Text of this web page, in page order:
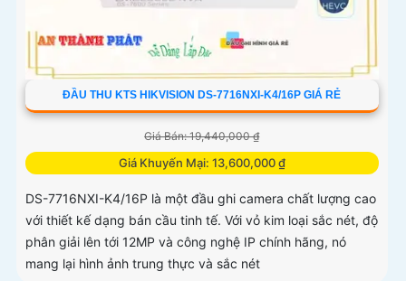
ĐẦU THU KTS HIKVISION DS-7716NXI-K4/16P GIÁ RẺ
Giá Bán: 19,440,000 ₫
Giá Khuyến Mại: 13,600,000 ₫
DS-7716NXI-K4/16P là một đầu ghi camera chất lượng cao
với thiết kế dạng bán cầu tinh tế. Với vỏ kim loại sắc nét, độ
phân giải lên tới 12MP và công nghệ IP chính hãng, nó
mang lại hình ảnh trung thực và sắc nét